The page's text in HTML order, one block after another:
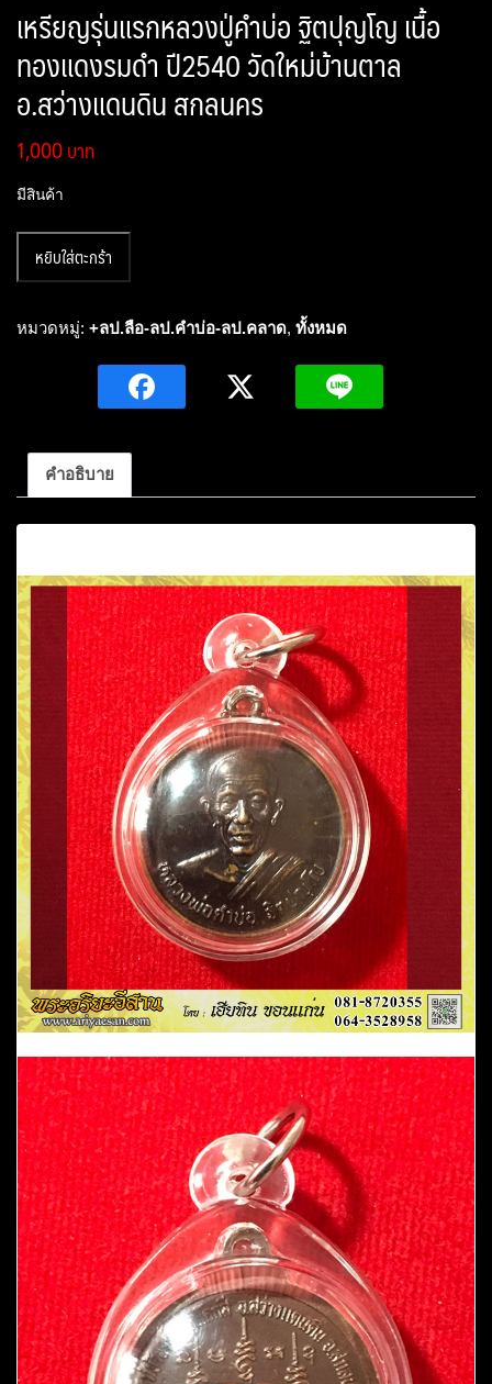
เหรียญรุ่นแรกหลวงปู่คำบ่อ ฐิตปุญโญ เนื้อ
ทองแดงรมดำ ปี2540 วัดใหม่บ้านตาล
อ.สว่างแดนดิน สกลนคร
1,000
มีสินค้า
เหรียญ
แรก
ฐิต
ปุญโญ
ทองแดง
ปี2540
วัด
ใหม่
บ้าน
ตาล
อ.สว่างแดนดิน
สกลนคร
ชิ้น
หยิบใส่ตะกร้า
หมวดหมู่: +ลป.ลือ-ลป.คำบ่อ-ลป.คลาด, ทั้งหมด
คำอธิบาย